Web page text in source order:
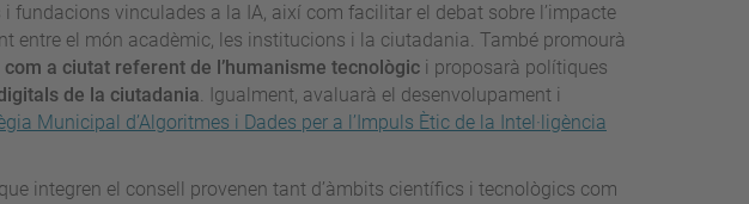
fundacions vinculades a la IA, així com facilitar el debat sobre l’impacte
entre el món acadèmic, les institucions i la ciutadania. També promourà
a ciutat referent de l’humanisme tecnològici proposarà polítiques
de la ciutadania. Igualment, avaluarà el desenvolupament i
Municipal d’Algoritmes i Dades per a l’Impuls Ètic de la Intel·ligència
integren el consell provenen tant d’àmbits científics i tecnològics com